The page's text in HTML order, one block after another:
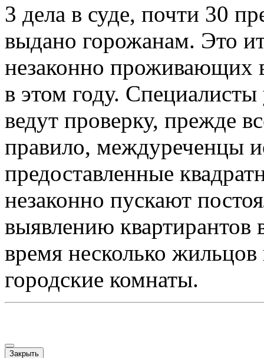
3 дела в суде, почти 30
выдано горожанам. Это
незаконно проживающих
в этом году.
ведут проверку, прежде
правило, междуреченцы
предоставленные
незаконно пускают
выявлению квартирантов
время несколько
городские комнаты.
Закрыть